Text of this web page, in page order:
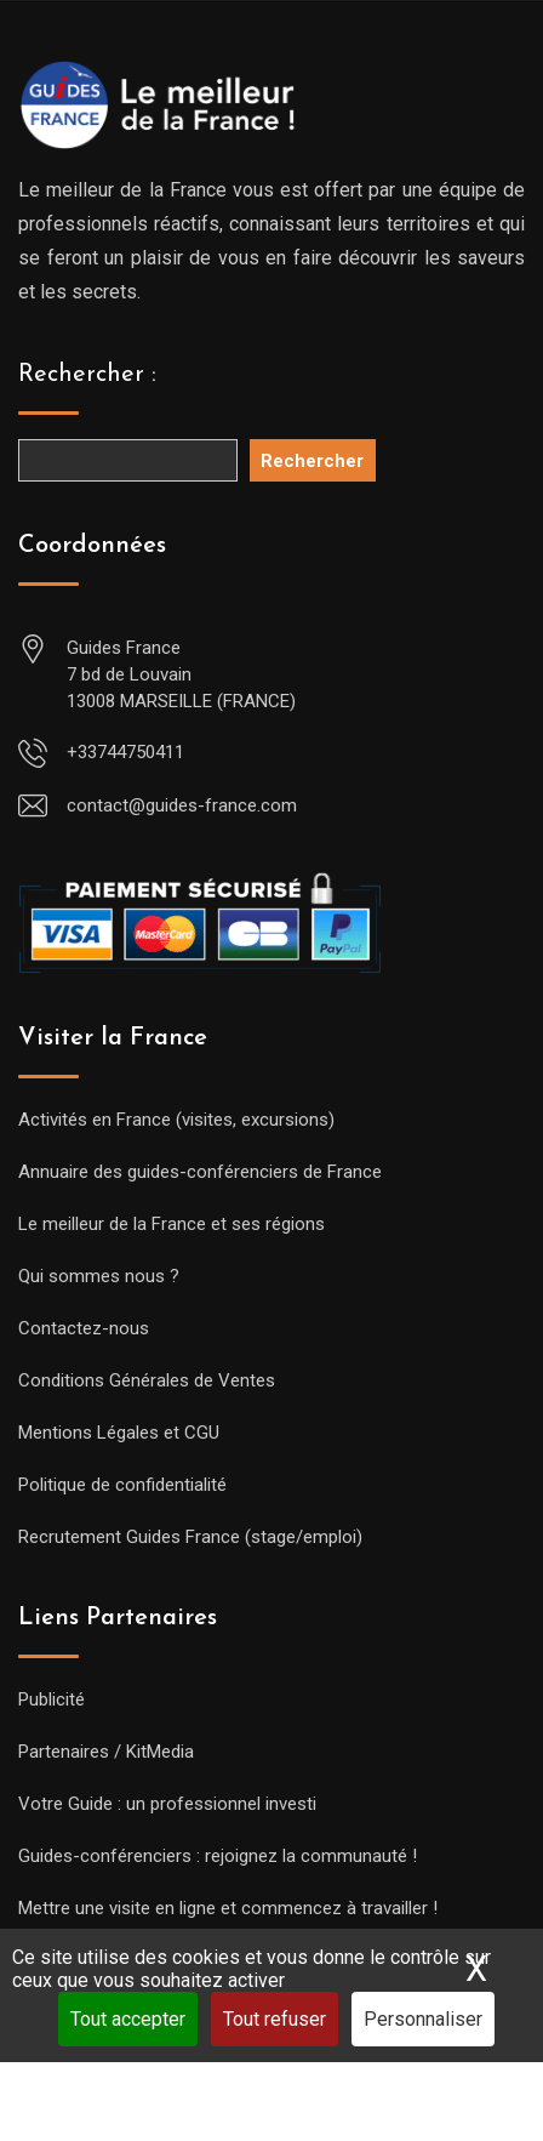
Ce site utilise des cookies et vous donne le contrôle sur
ceux que vous souhaitez activer
Tout accepter
Tout refuser Personnaliser
X
Le meilleur de la France vous est offert par une équipe de
professionnels réactifs, connaissant leurs territoires et qui
se feront un plaisir de vous en faire découvrir les saveurs
et les secrets.
Rechercher :
Rechercher
Coordonnées
Guides France
7 bd de Louvain
13008 MARSEILLE (FRANCE)
+33744750411
contact@guides-france.com
Visiter la France
Activités en France (visites, excursions)
Annuaire des guides-conférenciers de France
Le meilleur de la France et ses régions
Qui sommes nous ?
Contactez-nous
Conditions Générales de Ventes
Mentions Légales et CGU
Politique de confidentialité
Recrutement Guides France (stage/emploi)
Liens Partenaires
Publicité
Partenaires / KitMedia
Votre Guide : un professionnel investi
Guides-conférenciers : rejoignez la communauté !
Mettre une visite en ligne et commencez à travailler !